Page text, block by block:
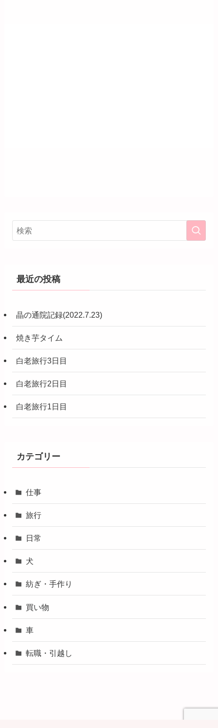
最近の投稿
晶の通院記録(2022.7.23)
焼き芋タイム
白老旅行3日目
白老旅行2日目
白老旅行1日目
カテゴリー
仕事
旅行
日常
犬
紡ぎ・手作り
買い物
車
転職・引越し